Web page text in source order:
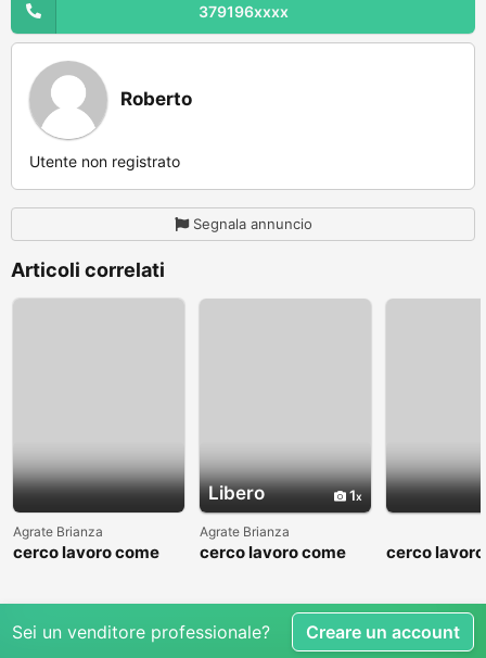
379196xxxx
Roberto
Utente non registrato
Segnala annuncio
Articoli correlati
Agrate Brianza
cerco lavoro come
Libero 1
Agrate Brianza
cerco lavoro come
cerco
Sei un venditore professionale? Creare un account